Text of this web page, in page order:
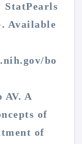
StatPearls
Available
bo
AV. A
of
of